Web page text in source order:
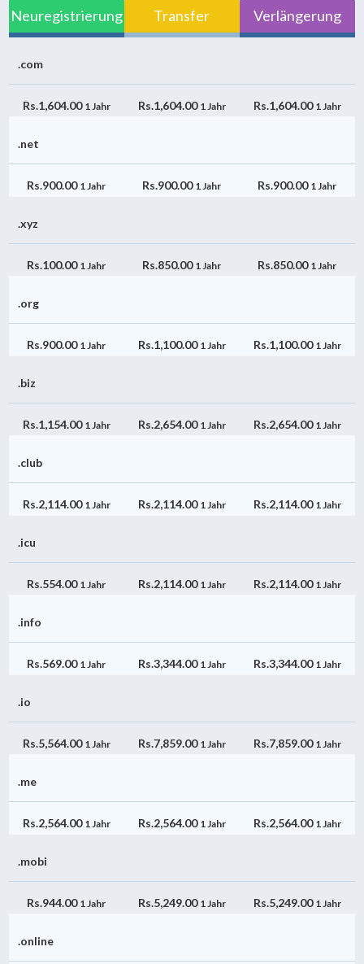
Neuregistrierung Transfer Verlängerung
.com
Rs.1,604.00 1 Jahr Rs.1,604.00 1 Jahr Rs.1,604.00 1 Jahr
.net
Rs.900.00 1 Jahr Rs.900.00 1 Jahr Rs.900.00 1 Jahr
.xyz
Rs.100.00 1 Jahr Rs.850.00 1 Jahr Rs.850.00 1 Jahr
.org
Rs.900.00 1 Jahr Rs.1,100.00 1 Jahr Rs.1,100.00 1 Jahr
.biz
Rs.1,154.00 1 Jahr Rs.2,654.00 1 Jahr Rs.2,654.00 1 Jahr
.club
Rs.2,114.00 1 Jahr Rs.2,114.00 1 Jahr Rs.2,114.00 1 Jahr
.icu
Rs.554.00 1 Jahr Rs.2,114.00 1 Jahr Rs.2,114.00 1 Jahr
.info
Rs.569.00 1 Jahr Rs.3,344.00 1 Jahr Rs.3,344.00 1 Jahr
.io
Rs.5,564.00 1 Jahr Rs.7,859.00 1 Jahr Rs.7,859.00 1 Jahr
.me
Rs.2,564.00 1 Jahr Rs.2,564.00 1 Jahr Rs.2,564.00 1 Jahr
.mobi
Rs.944.00 1 Jahr Rs.5,249.00 1 Jahr Rs.5,249.00 1 Jahr
.online